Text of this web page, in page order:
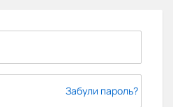
Забули пароль?